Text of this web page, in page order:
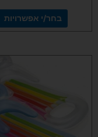
בחר/י אפשרויות